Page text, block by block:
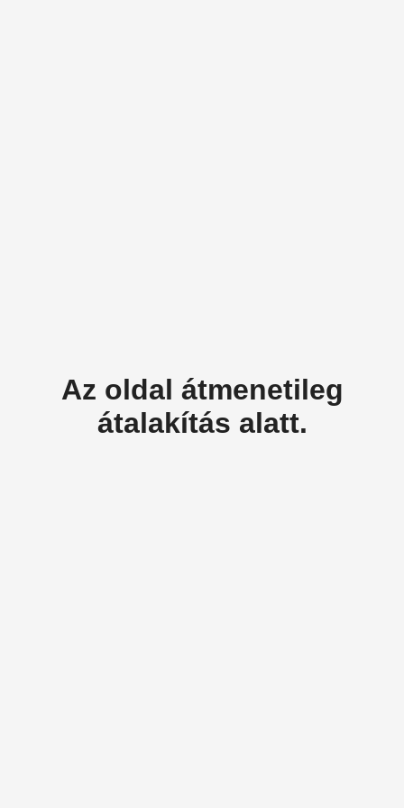
Az oldal átmenetileg
átalakítás alatt.